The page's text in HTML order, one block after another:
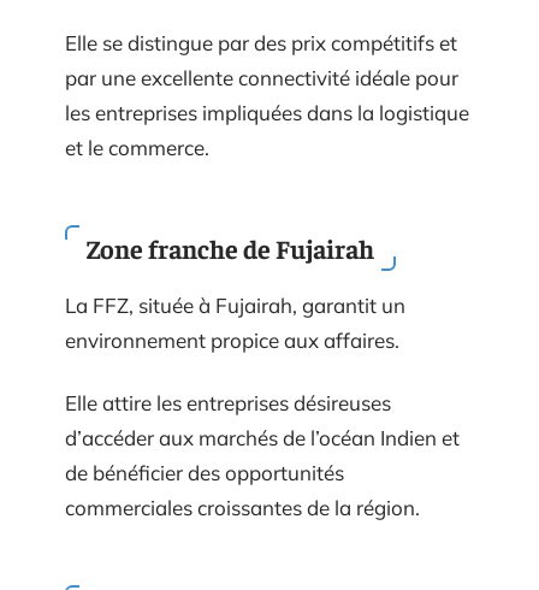
Elle se distingue par des prix compétitifs et
par une excellente connectivité idéale pour
les entreprises impliquées dans la logistique
et le commerce.
Zone franche de Fujairah
La FFZ, située à Fujairah, garantit un
environnement propice aux affaires.
Elle attire les entreprises désireuses
d’accéder aux marchés de l’océan Indien et
de bénéficier des opportunités
commerciales croissantes de la région.